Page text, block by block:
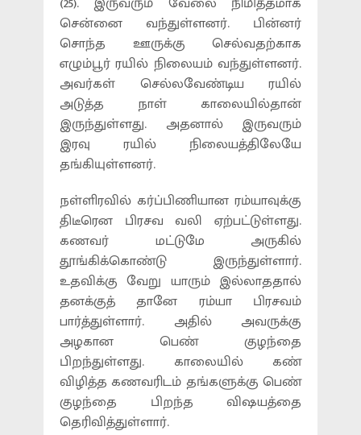
சென்னை வந்துள்ளனர். பின்னர்
சொந்த ஊருக்கு செல்வதற்காக
எழும்பூர் ரயில் நிலையம் வந்துள்ளனர்.
அவர்கள் செல்லவேண்டிய ரயில்
அடுத்த நாள் காலையில்தான்
இருந்துள்ளது. அதனால் இருவரும்
இரவு ரயில் நிலையத்திலேயே
தங்கியுள்ளனர்.
நள்ளிரவில் கர்ப்பிணியான ரம்யாவுக்கு
திடீரென பிரசவ வலி ஏற்பட்டுள்ளது.
கணவர் மட்டுமே அருகில்
தூங்கிக்கொண்டு இருந்துள்ளார்.
உதவிக்கு வேறு யாரும் இல்லாததால்
தனக்குத் தானே ரம்யா பிரசவம்
பார்த்துள்ளார். அதில் அவருக்கு
அழகான பெண் குழந்தை
பிறந்துள்ளது. காலையில் கண்
விழித்த கணவரிடம் தங்களுக்கு பெண்
குழந்தை பிறந்த விஷயத்தை
தெரிவித்துள்ளார்.